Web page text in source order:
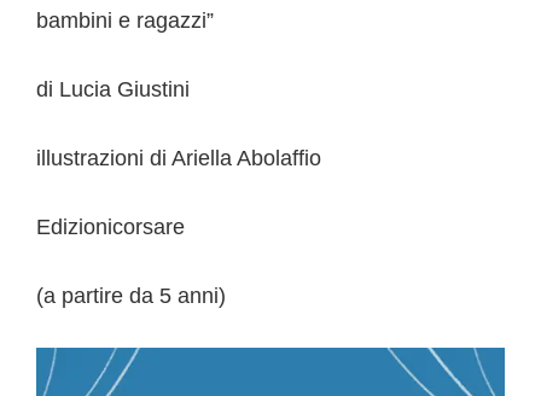
bambini e ragazzi”
di Lucia Giustini
illustrazioni di Ariella Abolaffio
Edizionicorsare
(a partire da 5 anni)